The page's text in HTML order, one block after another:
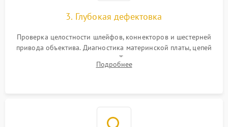
3. Глубокая дефектовка
Проверка целостности шлейфов, коннекторов и шестерней
привода объектива. Диагностика материнской платы, цепей
питания и картоприемника. Тестирование механизма
затвора и блока внутрикамерной стабилизации.
Подробнее